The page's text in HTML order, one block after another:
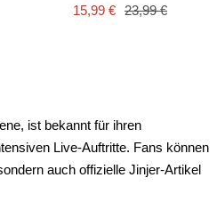
Angebotspreis
15,99 € Regulärer
23,99 €
ist bekannt für ihren
Live-Auftritte. Fans können
auch offizielle Jinjer-Artikel